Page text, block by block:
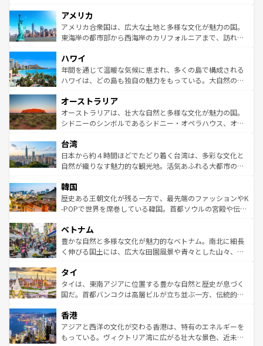
ンツ一覧を参照してほしい。
の建物がそのまま残る町や、スイスならではのユニークな
博物館もあり、アルプス観光だけでなく町歩きも満喫する
ことができる。国民の所得が高いため物価も高いが、旅行
ば市内交通費無料で観光を楽しむこともできる。 なお、新
着のスイス情報はコンテンツ一覧 を参照してほしい。
アメリカ
アメリカ合衆国は、広大な土地と多様な文化が魅力の国。
東海岸の都市部から西海岸のカリフォルニアまで、訪れる
のような巨大都市は、観光、ショッピング、エンターテイ
ンメントが詰まった刺激的なスポットだ。一方、アメリカ
西部には大自然が広がり、グランドキャニオンやイエロー
部のニューオーリンズでは、音楽と美食が融合した独特の
文化が魅力。旅行者はアメリカの各地域で異なる魅力を楽
しみながら、その多様性と豊かな歴史を感じることができ
ならではの贅沢な旅のスタイルだ。 なお、新着のアメリカ
情報はコンテンツ一覧を参照してほしい。
ハワイ
年間を通じて温暖な気候に恵まれ、多くの島で構成される
ハワイは、どの島も独自の魅力をもっている。大自然の神
ワイ島は見逃せない。また、定番の観光地といえばオアフ
島だが、静かな自然を求めるならマウイ島やカウアイ島が
おすすめ。エメラルドグリーンに輝く海をはじめ、豊かな
れるおもてなしの心で訪れる人々を迎えてくれるハワイの
人々、おいしいローカルフードやハワイアンミュージッ
ク、伝統的なフラダンスなど、すべてがハワイの魅力を彩
ワイを、存分に味わってほしい。 なお、新着のハワイ情報
はコンテンツ一覧を参照してほしい。
オーストラリア
オーストラリアは、壮大な自然と多様な文化が魅力の国。
シドニーのシンボルであるシドニー・オペラハウス、オー
リアリーフや大陸中央部にそびえるウルル（エアーズロッ
ク）、タスマニアの美しい原生林やケアンズの熱帯雨林な
ど、見どころがたくさん。また、カフェやワイン、オージ
いる。アクティビティも充実しており、サーフィンやダイ
ビング、ハイキングなど、アウトドア好きにはたまらな
い。オーストラリアの多彩な魅力を存分に味わいつくそ
参照してほしい。
台湾
日本から約４時間ほどでたどり着く台湾は、多彩な文化と
自然が織りなす魅力的な観光地。活気あふれる大都市の台
ン）、静ひつな山岳地帯である台湾東部など、都市の喧騒
と山間の静けさが共存しており、訪れる人に新しい発見と
驚きをもたらしてくれる。また、奥深い台湾の食文化も魅
容にもいいと評判のスイーツなど、バラエティ豊かな料理
が味わえる。 なお、新着の台湾情報は コンテンツ一覧を参
照してほしい。
韓国
歴史ある王朝文化が残る一方で、最先端のファッションやK
-POPで世界を席巻している韓国。首都ソウルの宮殿や伝統
き、地方に足を延ばせば四季折々の自然美を楽しむことが
できる。そして、キムチや焼肉、絶品のストリートフード
まで、さまざまな韓国料理が待っている。夜には、韓国な
リティに包まれながら、韓国の多彩な魅力を心ゆくまで味
わってみてほしい。 なお、新着の韓国情報はコンテンツ一
覧を参照してほしい。
ベトナム
豊かな自然と多様な文化が魅力的なベトナム。南北に細長
く伸びる国土には、広大な田園風景や青々とした山々、世
急速な発展と共に伝統が息づく。ハノイの古い町並みやホ
ーチミン市のフランス統治時代の建物も、独特の雰囲気を
醸し出している。また、バラエティの豊かさとおいしさで
とつ。フォーやバインミー、ベトナムコーヒーなどは、ぜ
ひ現地で味わいたい。どの地域を訪れてもあたたかい人々
が旅行者を迎えてくれるので、きっと忘れられない旅にな
タイ
タイは、東南アジアに位置する豊かな自然と歴史が息づく
国だ。首都バンコクは高層ビルが立ち並ぶ一方、伝統的な
の活気が交差している。北部ではチェンマイなどの山岳地
帯で自然と触れ合い、南部ではプーケットやクラビの美し
いビーチでリゾート気分を楽しむことができる。タイ料理
香港
アジアと西洋の文化が交わる香港は、特有のエネルギーを
もっている。ヴィクトリア湾に広がる壮大な景色、近未来